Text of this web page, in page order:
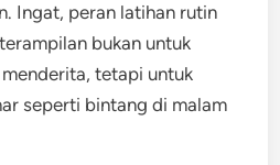
Ingat, peran latihan rutin
bukan untuk
tetapi untuk
seperti bintang di malam